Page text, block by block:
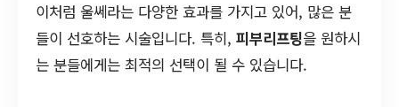
이처럼 울쎄라는 다양한 효과를 가지고 있어, 많은 분
들이 선호하는 시술입니다. 특히, 피부리프팅을 원하시
는 분들에게는 최적의 선택이 될 수 있습니다.